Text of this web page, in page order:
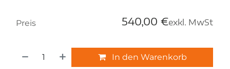
In den Warenkorb
Preis 540,00 €exkl. MwSt